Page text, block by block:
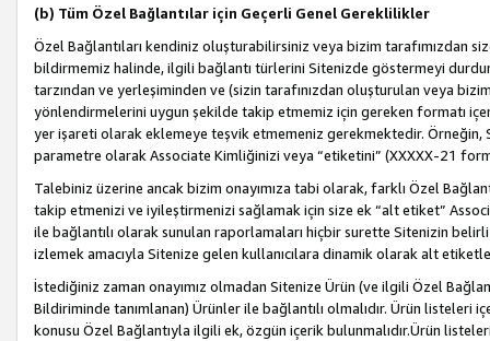
(b) Tüm Özel Bağlantılar için Geçerli Genel Gereklilikler
Özel Bağlantıları kendiniz oluşturabilirsiniz veya bizim tarafımızdan
bildirmemiz halinde, ilgili bağlantı türlerini Sitenizde göstermeyi
tarzından ve yerleşiminden ve (sizin tarafınızdan oluşturulan veya
yönlendirmelerini uygun şekilde takip etmemiz için gereken formatı
yer işareti olarak eklemeye teşvik etmemeniz gerekmektedir. Örneğin,
parametre olarak Associate Kimliğinizi veya “etiketini” (XXXXX-21
Talebiniz üzerine ancak bizim onayımıza tabi olarak, farklı Özel
takip etmenizi ve iyileştirmenizi sağlamak için size ek “alt etiket”
ile bağlantılı olarak sunulan raporlamaları hiçbir surette Sitenizin belirli
izlemek amacıyla Sitenize gelen kullanıcılara dinamik olarak alt
İstediğiniz zaman onayımız olmadan Sitenize Ürün (ve ilgili Özel
Bildiriminde tanımlanan) Ürünler ile bağlantılı olmalıdır. Ürün listeleri
konusu Özel Bağlantıyla ilgili ek, özgün içerik bulunmalıdır.Ürün